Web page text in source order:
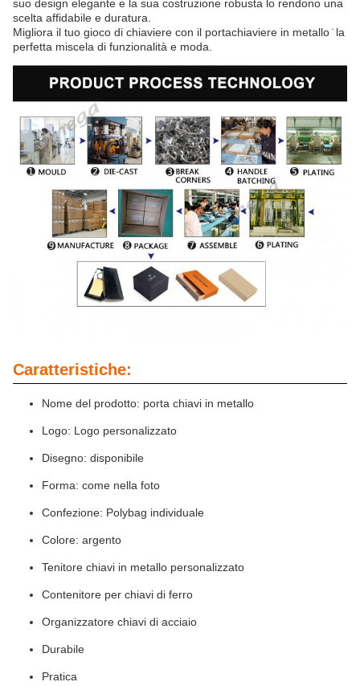
suo design elegante e la sua costruzione robusta lo rendono una
scelta affidabile e duratura.
Migliora il tuo gioco di chiaviere con il portachiaviere in metallo ̇ la
perfetta miscela di funzionalità e moda.
Caratteristiche:
Nome del prodotto: porta chiavi in metallo
Logo: Logo personalizzato
Disegno: disponibile
Forma: come nella foto
Confezione: Polybag individuale
Colore: argento
Tenitore chiavi in metallo personalizzato
Contenitore per chiavi di ferro
Organizzatore chiavi di acciaio
Durabile
Pratica